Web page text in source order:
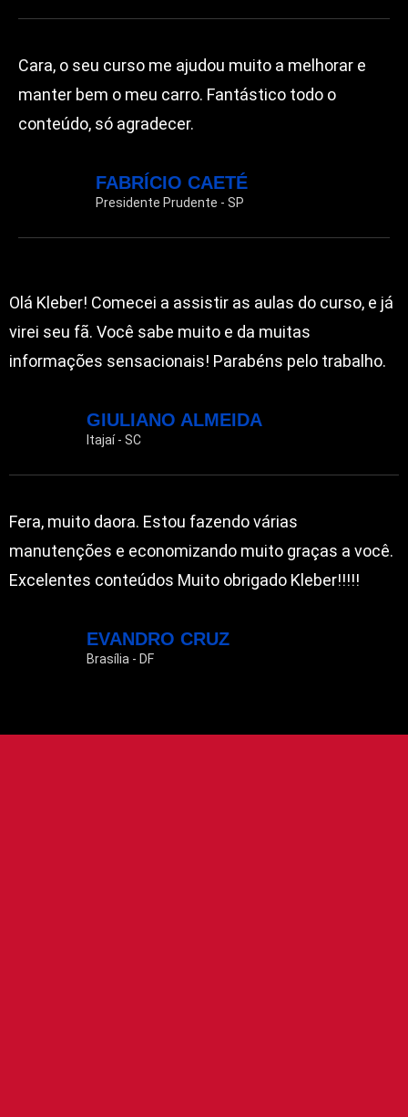
Cara, o seu curso me ajudou muito a melhorar e
manter bem o meu carro. Fantástico todo o
conteúdo, só agradecer.
FABRÍCIO CAETÉ
Presidente Prudente - SP
Olá Kleber! Comecei a assistir as aulas do curso, e já
virei seu fã. Você sabe muito e da muitas
informações sensacionais! Parabéns pelo trabalho.
GIULIANO ALMEIDA
Itajaí - SC
Fera, muito daora. Estou fazendo várias
manutenções e economizando muito graças a você.
Excelentes conteúdos Muito obrigado Kleber!!!!!
EVANDRO CRUZ
Brasília - DF